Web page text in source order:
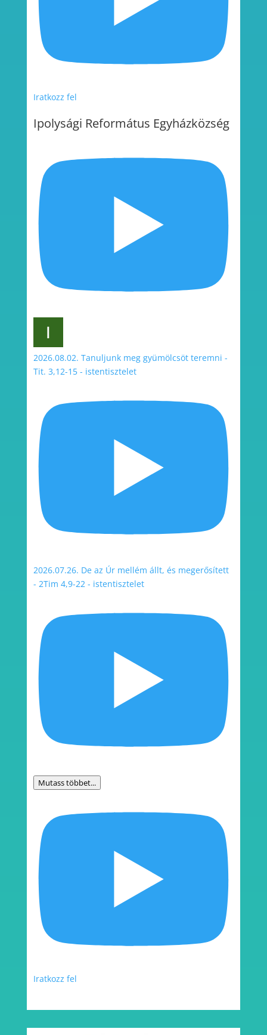
Iratkozz fel
Ipolysági Református Egyházközség
2026.08.02. Tanuljunk meg gyümölcsöt teremni -
Tit. 3,12-15 - istentisztelet
2026.07.26. De az Úr mellém állt, és megerősített
- 2Tim 4,9-22 - istentisztelet
Mutass többet...
Iratkozz fel